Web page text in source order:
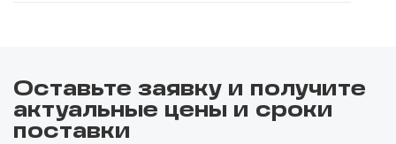
Оставьте заявку и получите
актуальные цены и сроки
поставки